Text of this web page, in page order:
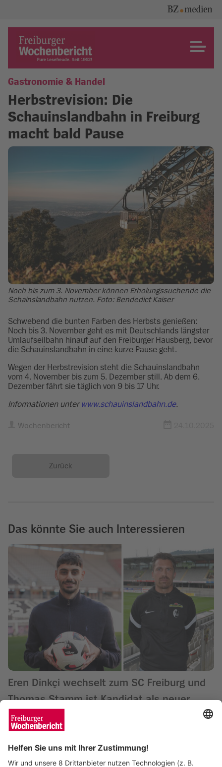
content
Freiburger Wochenbericht
Gastronomie & Handel
Herbstrevision: Die
Schauinslandbahn in Freiburg
macht bald Pause
Noch bis zum 3. November können Erholungssuchende die
Schainslandbahn nutzen. Foto: Bendedict Kaiser
Schwebend die bunten Farben des Herbsts genießen:
Noch bis 3. November geht es mit Deutschlands längster
Umlaufseilbahn hinauf auf den Freiburger Hausberg, bevor
die Schauinslandbahn in eine kurze Pause geht.
Wegen der Herbstrevision steht die Schauinslandbahn
vom 4. November bis zum 5. Dezember still. Ab dem 6.
Dezember fährt sie täglich von 9 bis 17 Uhr.
Informationen unterwww.schauinslandbahn.de.
Wochenbericht
Zurück
Das könnte Sie auch Interessieren
Eren Dinkçi wechselt zum SC Freiburg und
Thomas Stamm ist Kandidat als neuer
Hertha-Trainer